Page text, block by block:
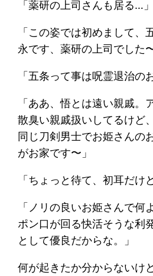
「薬研の上司さんも居る…」
「この姿では初めまして、
永です、薬研の上司でした〜
「五条って事は呪霊退治の
「ああ、悟とは遠い親戚。
散臭い親戚扱いしてるけど
同じ刀剣男士でお姫さんの
がお家です〜」
「ちょっと待て、初耳だけ
「ノリの良いお姫さんで何
ポン口が回る快活そうな利
として優良だからな。」
何が起きたか分からないけ